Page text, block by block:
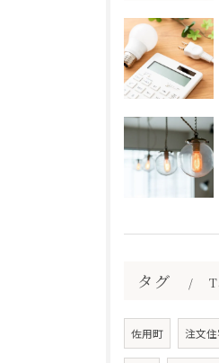
タグ
佐用町 注文住